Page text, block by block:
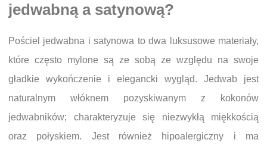
jedwabną a satynową?
Pościel jedwabna i satynowa to dwa luksusowe materiały,
które często mylone są ze sobą ze względu na swoje
gładkie wykończenie i elegancki wygląd. Jedwab jest
naturalnym włóknem pozyskiwanym z kokonów
jedwabników; charakteryzuje się niezwykłą miękkością
oraz połyskiem. Jest również hipoalergiczny i ma